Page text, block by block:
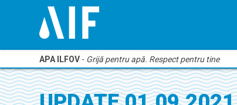
APA ILFOV - Grijă pentru apă. Respect pentru tine